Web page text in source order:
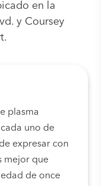
en la
y Coursey
plasma
uno de
expresar con
mejor que
de once